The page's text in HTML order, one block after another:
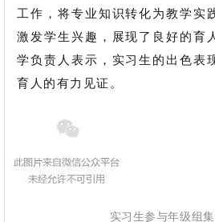
工作，将专业知识转化为教学实
激发学生兴趣，展现了良好的育
学负责人表示，实习生的出色表
育人的有力见证。
实习生参与年级组